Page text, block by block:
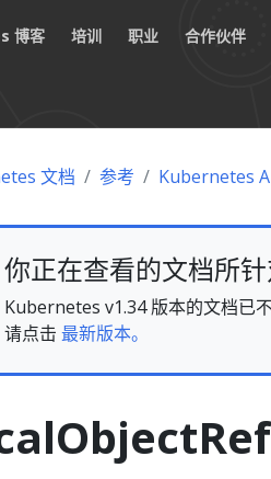
博客 培训 职业 合作伙伴
文档 参考 Kubernetes
你正在查看的文档所
Kubernetes v1.34 版本的文档已
请点击 最新版本。